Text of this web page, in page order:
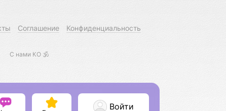
Соглашение Конфиденциальность
С нами КО 🕉️
Войти